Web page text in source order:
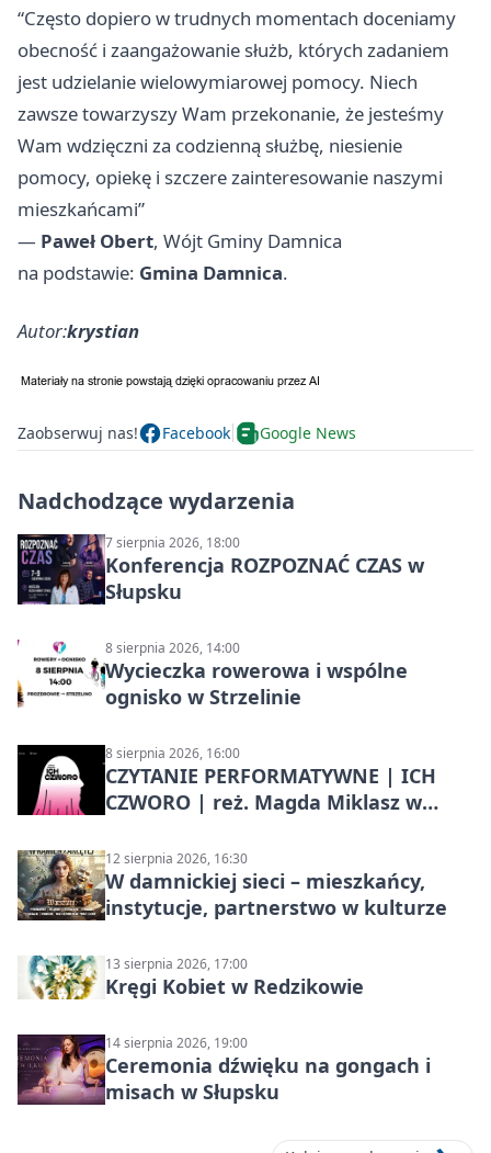
“Często dopiero w trudnych momentach doceniamy
obecność i zaangażowanie służb, których zadaniem
jest udzielanie wielowymiarowej pomocy. Niech
zawsze towarzyszy Wam przekonanie, że jesteśmy
Wam wdzięczni za codzienną służbę, niesienie
pomocy, opiekę i szczere zainteresowanie naszymi
mieszkańcami”
— Paweł Obert, Wójt Gminy Damnica
na podstawie: Gmina Damnica.
Autor:krystian
Zaobserwuj nas! Facebook Google News
Nadchodzące wydarzenia
7 sierpnia 2026, 18:00
Konferencja ROZPOZNAĆ CZAS w
Słupsku
8 sierpnia 2026, 14:00
Wycieczka rowerowa i wspólne
ognisko w Strzelinie
8 sierpnia 2026, 16:00
CZYTANIE PERFORMATYWNE | ICH
CZWORO | reż. Magda Miklasz w
12 sierpnia 2026, 16:30
W damnickiej sieci – mieszkańcy,
instytucje, partnerstwo w kulturze
13 sierpnia 2026, 17:00
Kręgi Kobiet w Redzikowie
14 sierpnia 2026, 19:00
Ceremonia dźwięku na gongach i
misach w Słupsku